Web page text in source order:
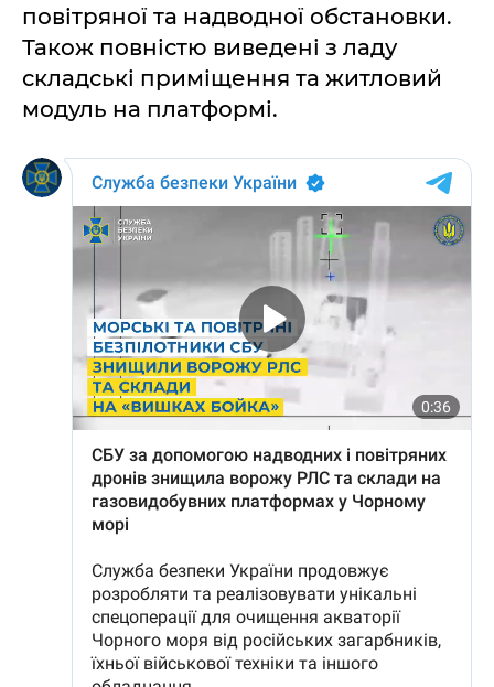
повітряної та надводної обстановки.
Також повністю виведені з ладу
складські приміщення та житловий
модуль на платформі.